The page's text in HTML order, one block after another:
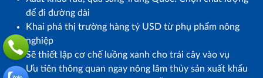
để đi đường dài
Khai phá thị trường hàng tỷ USD từ phụ phẩm nông
nghiệp
Sẽ thiết lập cơ chế luồng xanh cho trái cây vào vụ
Ưu tiên thông quan ngay nông lâm thủy sản xuất khẩu